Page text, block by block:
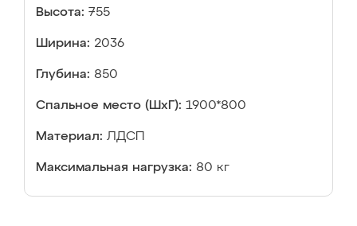
Высота: 755
Ширина: 2036
Глубина: 850
Спальное место (ШхГ): 1900*800
Материал: ЛДСП
Максимальная нагрузка: 80 кг